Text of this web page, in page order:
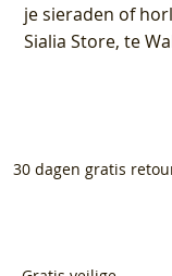
je sieraden of
Sialia Store, te
30 dagen gratis